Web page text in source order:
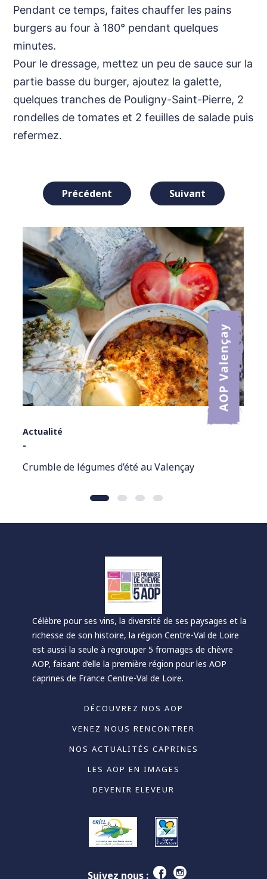
Pendant ce temps, faites chauffer les pains
burgers au four à 180° pendant quelques
minutes.
Pour le dressage, mettez un peu de sauce sur la
partie basse du burger, ajoutez la galette,
quelques tranches de Pouligny-Saint-Pierre, 2
rondelles de tomates et 2 feuilles de salade puis
refermez.
Navigation
l’article
Précédent Suivant
Actualité
-
Crumble de légumes d’été au Valençay
Célèbre pour ses vins, la diversité de ses paysages et la
richesse de son histoire, la région Centre-Val de Loire
est aussi la seule à regrouper 5 fromages de chèvre
AOP, faisant d’elle la première région pour les AOP
caprines de France Centre-Val de Loire.
DÉCOUVREZ NOS AOP
VENEZ NOUS RENCONTRER
NOS ACTUALITÉS CAPRINES
LES AOP EN IMAGES
DEVENIR ELEVEUR
Suivez nous :